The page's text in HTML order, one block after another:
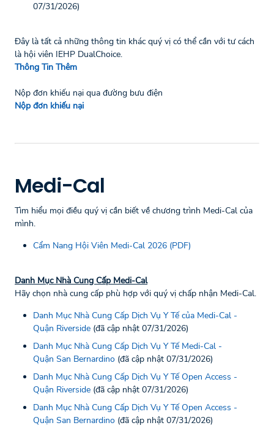
07/31/2026)
Đây là tất cả những thông tin khác quý vị có thể cần với tư cách
là hội viên IEHP DualChoice.
Thông Tin Thêm
Nộp đơn khiếu nại qua đường bưu điện
Nộp đơn khiếu nại
Medi-Cal
Tìm hiểu mọi điều quý vị cần biết về chương trình Medi-Cal của
mình.
Cẩm Nang Hội Viên Medi-Cal 2026 (PDF)
Danh Mục Nhà Cung Cấp Medi-Cal
Hãy chọn nhà cung cấp phù hợp với quý vị chấp nhận Medi-Cal.
Danh Mục Nhà Cung Cấp Dịch Vụ Y Tế của Medi-Cal -
Quận Riverside (đã cập nhật 07/31/2026)
Danh Mục Nhà Cung Cấp Dịch Vụ Y Tế Medi-Cal -
Quận San Bernardino (đã cập nhật 07/31/2026)
Danh Mục Nhà Cung Cấp Dịch Vụ Y Tế Open Access -
Quận Riverside (đã cập nhật 07/31/2026)
Danh Mục Nhà Cung Cấp Dịch Vụ Y Tế Open Access -
Quận San Bernardino (đã cập nhật 07/31/2026)